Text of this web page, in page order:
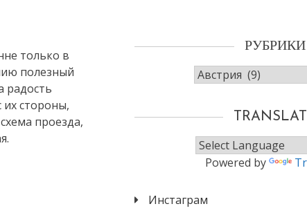
только в
полезный
радость
стороны,
проезда,
РУБРИКИ
Рубрики
Powered by
Инстаграм